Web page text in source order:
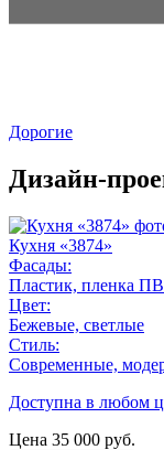
Дорогие
Дизайн-
Кухня «3874»
Фасады:
Пластик, пленка
Цвет:
Бежевые, светлые
Стиль:
Современные,
Доступна в любом
Цена 35 000 руб.